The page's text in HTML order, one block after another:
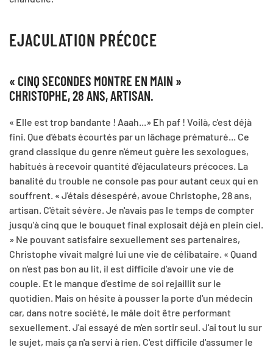
EJACULATION PRÉCOCE
« CINQ SECONDES MONTRE EN MAIN »
CHRISTOPHE, 28 ANS, ARTISAN.
« Elle est trop bandante ! Aaah...» Eh paf ! Voilà, c'est déjà
fini. Que d'ébats écourtés par un lâchage prématuré... Ce
grand classique du genre n'émeut guère les sexologues,
habitués à recevoir quantité d'éjaculateurs précoces. La
banalité du trouble ne console pas pour autant ceux qui en
souffrent. « J'étais désespéré, avoue Christophe, 28 ans,
artisan. C'était sévère. Je n'avais pas le temps de compter
jusqu'à cinq que le bouquet final explosait déjà en plein ciel.
» Ne pouvant satisfaire sexuellement ses partenaires,
Christophe vivait malgré lui une vie de célibataire. « Quand
on n'est pas bon au lit, il est difficile d'avoir une vie de
couple. Et le manque d'estime de soi rejaillit sur le
quotidien. Mais on hésite à pousser la porte d'un médecin
car, dans notre société, le mâle doit être performant
sexuellement. J'ai essayé de m'en sortir seul. J'ai tout lu sur
le sujet, mais ça n'a servi à rien. C'est difficile d'assumer le